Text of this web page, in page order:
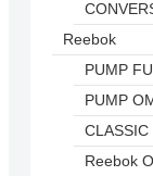
Reebok
PUMP
PUMP
CLASSIC
Reebok